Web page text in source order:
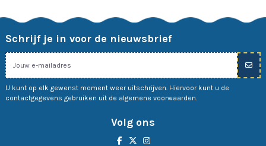
Schrijf je in voor de nieuwsbrief
U kunt op elk gewenst moment weer uitschrijven. Hiervoor kunt u de
contactgegevens gebruiken uit de algemene voorwaarden.
Volg ons